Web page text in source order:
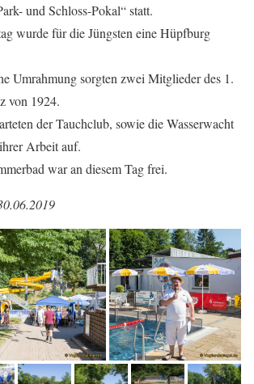
und Schloss-Pokal“ statt.
wurde für die Jüngsten eine Hüpfburg
Umrahmung sorgten zwei Mitglieder des 1.
von 1924.
der Tauchclub, sowie die Wasserwacht
Arbeit auf.
war an diesem Tag frei.